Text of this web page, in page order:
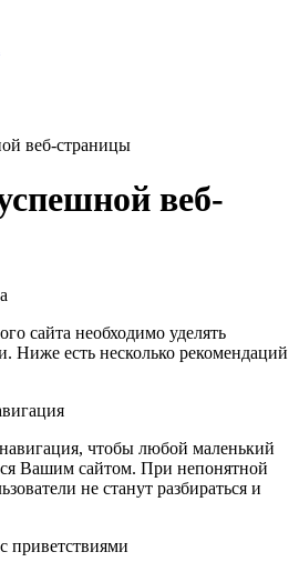
веб-страницы
веб-
сайта необходимо уделять
Ниже есть несколько рекомендаций
чтобы любой маленький
Вашим сайтом. При непонятной
не станут разбираться и
приветствиями